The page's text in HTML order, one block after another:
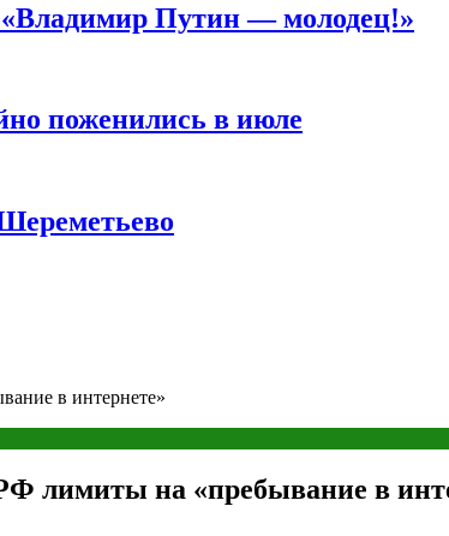
Путин — молодец!»
поженились в июле
в интернете»
лимиты на «пребывание в